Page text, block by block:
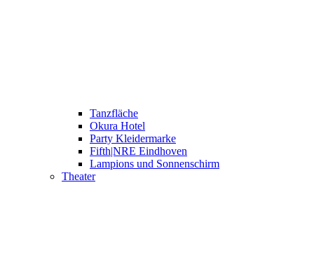
Tanzfläche
Okura Hotel
Party Kleidermarke
Fifth|NRE Eindhoven
Lampions und Sonnenschirm
Theater